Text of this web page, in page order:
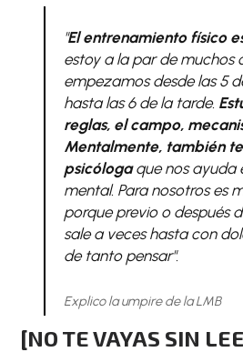
"El entrenamiento físico
estoy a la par de muchos
empezamos desde las 5
hasta las 6 de la tarde.
reglas, el campo,
Mentalmente, también
psicólogaque nos ayuda
mental. Para nosotros es
porque previo o después
sale a veces hasta con
de tanto pensar".
Explico la umpire de la LMB
[NO TE VAYAS SIN